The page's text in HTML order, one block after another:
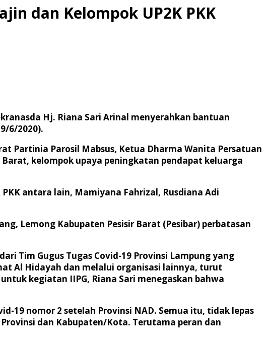
dan Kelompok UP2K PKK
Hj. Riana Sari Arinal menyerahkan bantuan
6/2020).
Partinia Parosil Mabsus, Ketua Dharma Wanita Persatuan
kelompok upaya peningkatan pendapat keluarga
antara lain, Mamiyana Fahrizal, Rusdiana Adi
Lemong Kabupaten Pesisir Barat (Pesibar) perbatasan
Tim Gugus Tugas Covid-19 Provinsi Lampung yang
Al Hidayah dan melalui organisasi lainnya, turut
kegiatan IIPG, Riana Sari menegaskan bahwa
19 nomor 2 setelah Provinsi NAD. Semua itu, tidak lepas
dan Kabupaten/Kota. Terutama peran dan